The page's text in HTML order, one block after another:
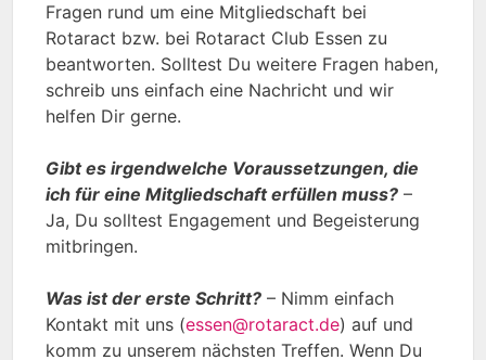
Fragen rund um eine Mitgliedschaft bei
Rotaract bzw. bei Rotaract Club Essen zu
beantworten. Solltest Du weitere Fragen haben,
schreib uns einfach eine Nachricht und wir
helfen Dir gerne.
Gibt es irgendwelche Voraussetzungen, die
ich für eine Mitgliedschaft erfüllen muss? –
Ja, Du solltest Engagement und Begeisterung
mitbringen.
Was ist der erste Schritt? – Nimm einfach
Kontakt mit uns (essen@rotaract.de) auf und
komm zu unserem nächsten Treffen. Wenn Du